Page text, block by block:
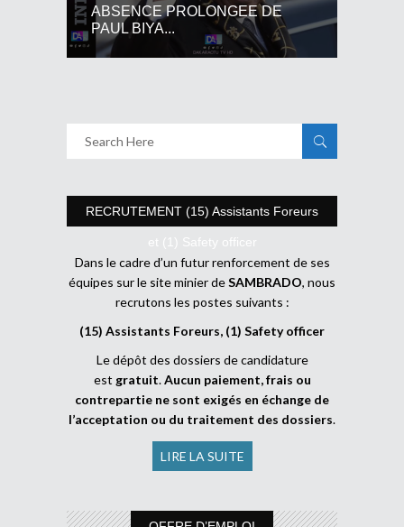
ABSENCE PROLONGEE DE
PAUL BIYA...
RECRUTEMENT (15) Assistants Foreurs
et (1) Safety officer
Dans le cadre d’un futur renforcement de ses
équipes sur le site minier deSAMBRADO, nous
recrutons les postes suivants :
(15) Assistants Foreurs, (1) Safety officer
Le dépôt des dossiers de candidature
est gratuit.Aucun paiement, frais ou
contrepartie ne sont exigés en échange de
l’acceptation ou du traitement des dossiers.
LIRE LA SUITE